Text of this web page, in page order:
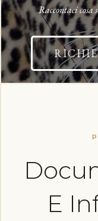
Raccontaci
E